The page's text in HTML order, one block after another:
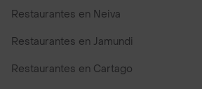
Restaurantes en Neiva
Restaurantes en Jamundi
Restaurantes en Cartago